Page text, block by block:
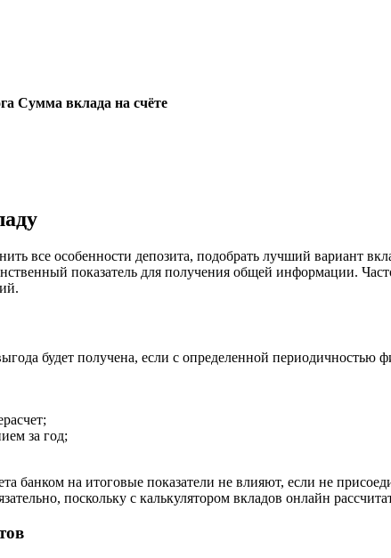
Сумма вклада на счёте
все особенности депозита, подобрать лучший вариант
показатель для получения общей информации.
будет получена, если с определенной периодичностью
за год;
банком на итоговые показатели не влияют, если не
поскольку с калькулятором вкладов онлайн